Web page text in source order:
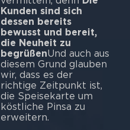
Kunden sind sich
dessen bereits
bewusst und bereit,
die Neuheit zu
begrüßenUnd auch aus
diesem Grund glauben
wir, dass es der
richtige Zeitpunkt ist,
die Speisekarte um
köstliche Pinsa zu
erweitern.